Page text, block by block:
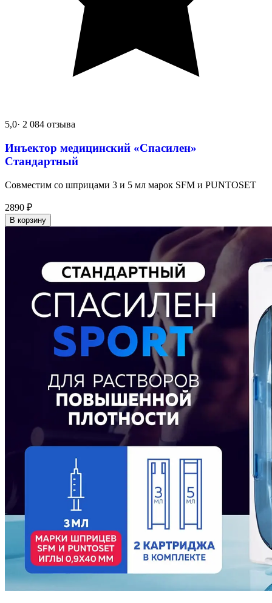
5,0· 2 084 отзыва
Инъектор медицинский «Спасилен»
Стандартный
Совместим со шприцами 3 и 5 мл марок SFM и PUNTOSET
2890 ₽
В корзину